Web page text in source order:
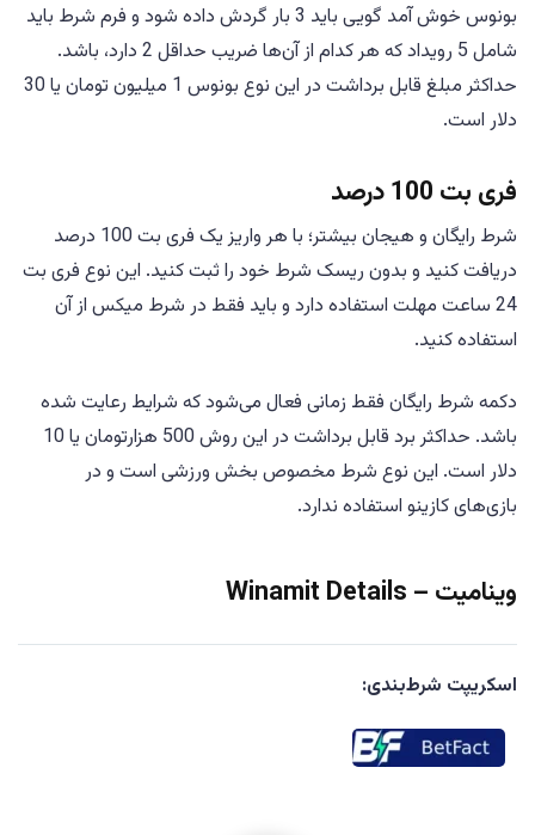
بونوس خوش آمد گویی باید 3 بار گردش داده شود و فرم شرط باید
شامل 5 رویداد که هر کدام از آن‌ها ضریب حداقل 2 دارد، باشد.
حداکثر مبلغ قابل برداشت در این نوع بونوس 1 میلیون تومان یا 30
دلار است.
فری بت 100 درصد
شرط رایگان و هیجان بیشتر؛ با هر واریز یک فری بت 100 درصد
دریافت کنید و بدون ریسک شرط خود را ثبت کنید. این نوع فری بت
24 ساعت مهلت استفاده دارد و باید فقط در شرط میکس از آن
استفاده کنید.
دکمه شرط رایگان فقط زمانی فعال می‌شود که شرایط رعایت شده
باشد. حداکثر برد قابل برداشت در این روش 500 هزارتومان یا 10
دلار است. این نوع شرط مخصوص بخش ورزشی است و در
بازی‌های کازینو استفاده ندارد.
وینامیت – Winamit Details
اسکریپت شرط‌بندی: